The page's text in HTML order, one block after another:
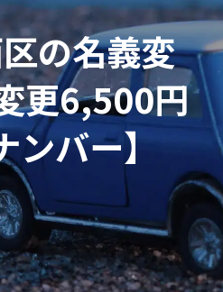
の名義変
更6,500円
ンバー】